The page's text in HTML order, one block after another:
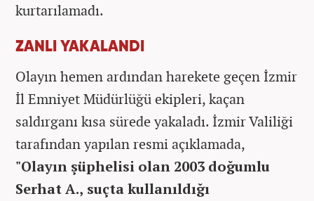
kurtarılamadı.
ZANLI YAKALANDI
Olayın hemen ardından harekete geçen İzmir
İl Emniyet Müdürlüğü ekipleri, kaçan
saldırganı kısa sürede yakaladı. İzmir Valiliği
tarafından yapılan resmi açıklamada,
"Olayın şüphelisi olan 2003 doğumlu
Serhat A., suçta kullanıldığı